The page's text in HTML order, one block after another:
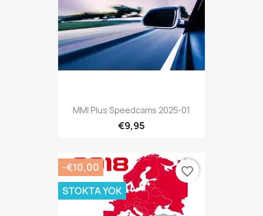
MMI Plus Speedcams 2025-01
€9,95
-€10,00
STOKTA YOK
favorite_border